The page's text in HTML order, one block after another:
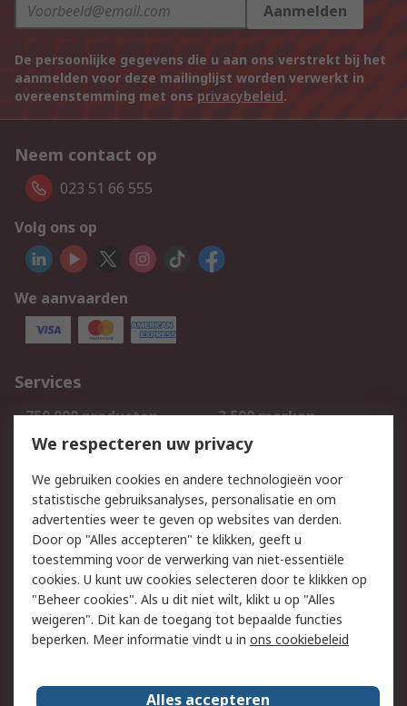
Aanmelden
De persoonlijke gegevens die u aan ons verstrekt bij het
aanmelden voor deze mailinglijst worden verwerkt in
overeenstemming met ons privacybeleid.
Neem contact op
023 51 66 555
Volg ons op
We aanvaarden
Services
750.000 producten
2.500 merken
Bestellen
Inkoopoplossingen
Track & Trace
Wettelijk
Cookiebeleid
Email veiligheid
Privacybeleid
Websitevoorwaarden
Algemene
verkoopvoorwaarden
Over RS
We respecteren uw privacy
We gebruiken cookies en andere technologieën voor
statistische gebruiksanalyses, personalisatie en om
advertenties weer te geven op websites van derden.
Door op "Alles accepteren" te klikken, geeft u
toestemming voor de verwerking van niet-essentiële
cookies. U kunt uw cookies selecteren door te klikken op
"Beheer cookies". Als u dit niet wilt, klikt u op "Alles
weigeren". Dit kan de toegang tot bepaalde functies
beperken. Meer informatie vindt u in ons cookiebeleid
Alles accepteren